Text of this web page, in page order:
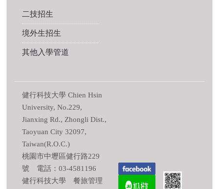
二技招生
境外生招生
其他入學管道
健行科技大學 Chien Hsin
University, No.229,
Jianxing Rd., Zhongli Dist.,
Taoyuan City 32097,
Taiwan(R.O.C.)
桃園市中壢區健行路229
號 電話：03-4581196
健行科技大學 餐旅管理